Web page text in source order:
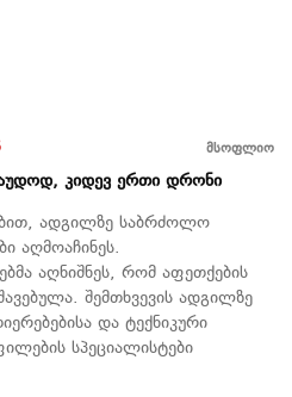
მსოფლიო
კიდევ ერთი დრონი
ადგილზე საბრძოლო
აღმოაჩინეს.
აღნიშნეს, რომ აფეთქების
შემთხვევის ადგილზე
და ტექნიკური
სპეციალისტები